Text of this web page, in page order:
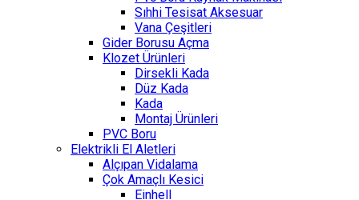
Sıhhi Tesisat Aksesuar
Vana Çeşitleri
Gider Borusu Açma
Klozet Ürünleri
Dirsekli Kada
Düz Kada
Kada
Montaj Ürünleri
PVC Boru
Elektrikli El Aletleri
Alçıpan Vidalama
Çok Amaçlı Kesici
Einhell